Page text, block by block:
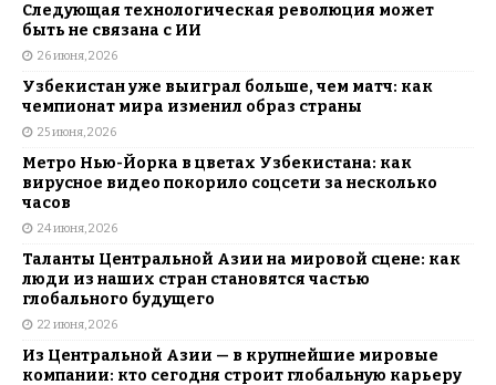
Следующая технологическая революция может
быть не связана с ИИ
26 июня, 2026
Узбекистан уже выиграл больше, чем матч: как
чемпионат мира изменил образ страны
25 июня, 2026
Метро Нью-Йорка в цветах Узбекистана: как
вирусное видео покорило соцсети за несколько
часов
24 июня, 2026
Таланты Центральной Азии на мировой сцене: как
люди из наших стран становятся частью
глобального будущего
22 июня, 2026
Из Центральной Азии — в крупнейшие мировые
компании: кто сегодня строит глобальную карьеру